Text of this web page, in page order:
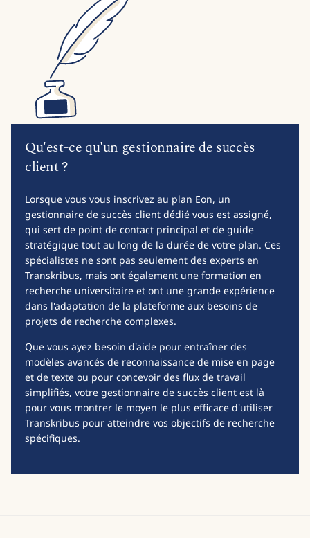
Qu'est-ce qu'un gestionnaire de succès
client ?
Lorsque vous vous inscrivez au plan Eon, un
gestionnaire de succès client dédié vous est assigné,
qui sert de point de contact principal et de guide
stratégique tout au long de la durée de votre plan. Ces
spécialistes ne sont pas seulement des experts en
Transkribus, mais ont également une formation en
recherche universitaire et ont une grande expérience
dans l'adaptation de la plateforme aux besoins de
projets de recherche complexes.
Que vous ayez besoin d'aide pour entraîner des
modèles avancés de reconnaissance de mise en page
et de texte ou pour concevoir des flux de travail
simplifiés, votre gestionnaire de succès client est là
pour vous montrer le moyen le plus efficace d'utiliser
Transkribus pour atteindre vos objectifs de recherche
spécifiques.